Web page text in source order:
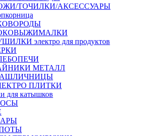
ТОЧИЛКИ/АКСЕССУАРЫ
электро для продуктов
МЕТАЛЛ
ПЛИТКИ
для катышков